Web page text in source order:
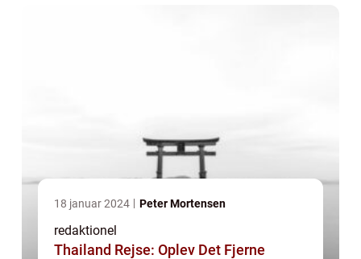
18 januar 2024 Peter Mortensen
redaktionel
Thailand Rejse: Oplev Det Fjerne